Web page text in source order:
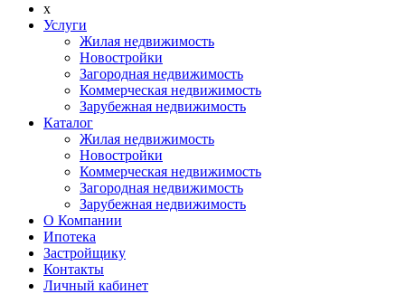
x
Услуги
Жилая недвижимость
Новостройки
Загородная недвижимость
Коммерческая недвижимость
Зарубежная недвижимость
Каталог
Жилая недвижимость
Новостройки
Коммерческая недвижимость
Загородная недвижимость
Зарубежная недвижимость
О Компании
Ипотека
Застройщику
Контакты
Личный кабинет